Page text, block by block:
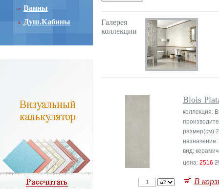
Ванны
Душ.Кабины
Галерея
коллекции
Blois
коллекция:
вид:
цена: 2516
В